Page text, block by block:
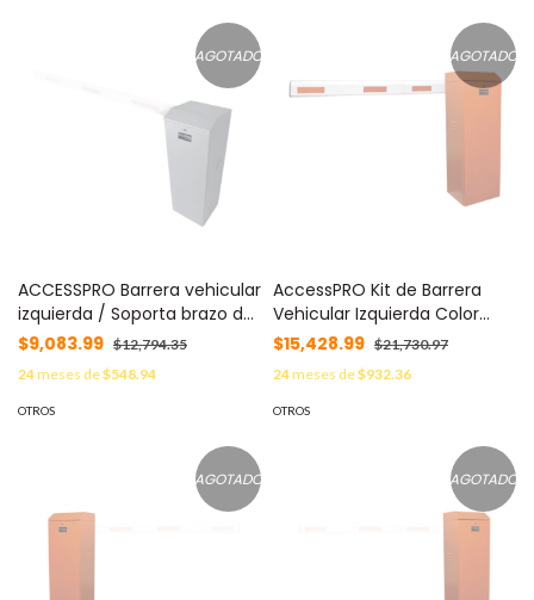
AGOTADO
ACCESSPRO Barrera vehicular
izquierda / Soporta brazo de
hasta 3 m / Apertura en 1.5 s
/Final de carrera ajustable
por programación /
Movimiento fluido / Diseño
$9,083.99 $12,794.35
24meses de$548.94
OTROS
AGOTADO
AccessPRO Kit de Barrera
Vehicular Izquierda Color
Naranja y Brazo de 3 m MOD:
KIT-XBF-LNB
$15,428.99 $21,730.97
24meses de$932.36
OTROS
AGOTADO AGOTADO